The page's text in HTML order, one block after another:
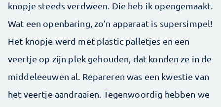
knopje steeds verdween. Die heb ik opengemaakt.
Wat een openbaring, zo’n apparaat is supersimpel!
Het knopje werd met plastic palletjes en een
veertje op zijn plek gehouden, dat konden ze in de
middeleeuwen al. Repareren was een kwestie van
het veertje aandraaien. Tegenwoordig hebben we